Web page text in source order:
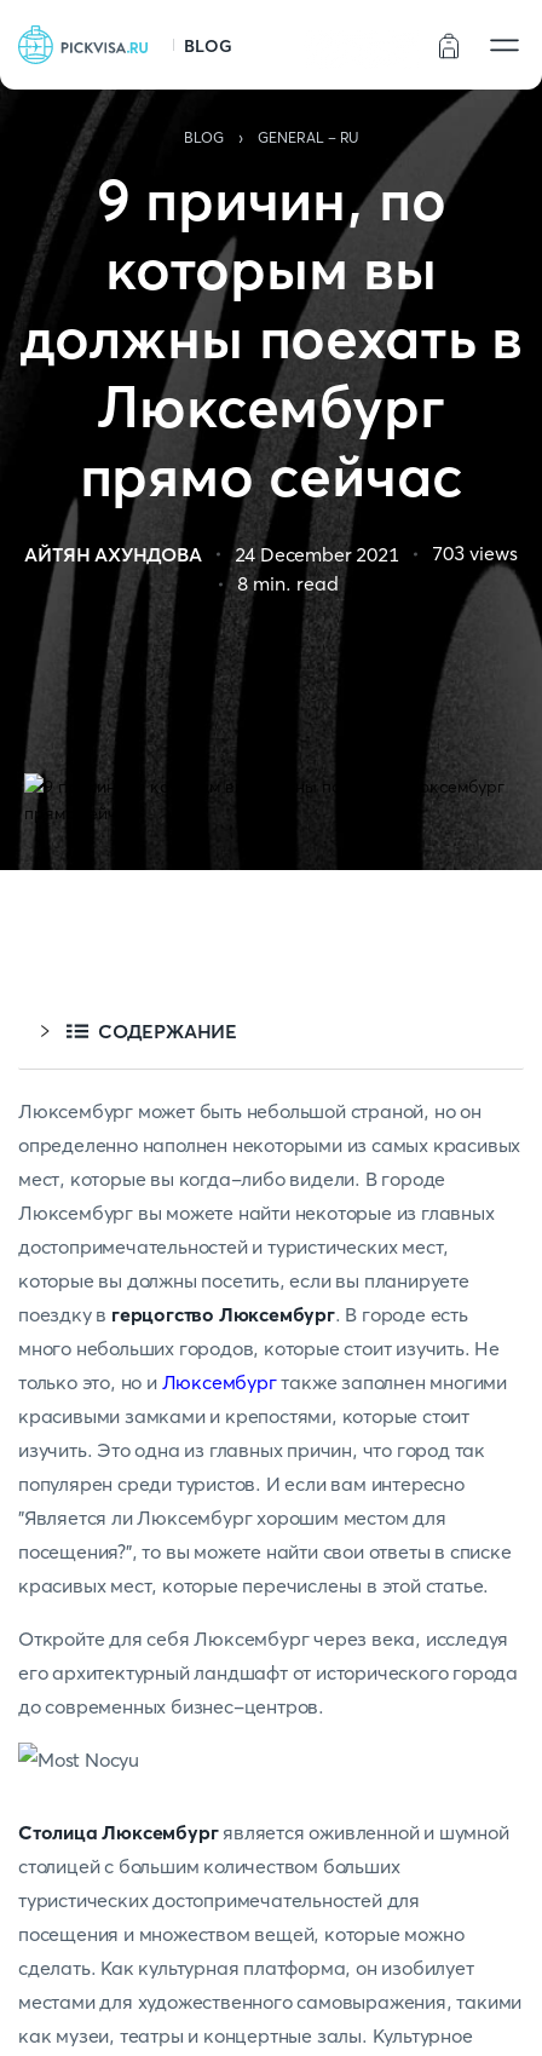
BLOG
BLOG › GENERAL - RU
9 причин, по
которым вы
должны поехать в
Люксембург
прямо сейчас
АЙТЯН АХУНДОВА 24 December 2021 703views
8min. read
СОДЕРЖАНИЕ
Люксембург может быть небольшой страной, но он
определенно наполнен некоторыми из самых красивых
мест, которые вы когда-либо видели. В городе
Люксембург вы можете найти некоторые из главных
достопримечательностей и туристических мест,
которые вы должны посетить, если вы планируете
поездку в герцогство Люксембург. В городе есть
много небольших городов, которые стоит изучить. Не
только это, но и Люксембургтакже заполнен многими
красивыми замками и крепостями, которые стоит
изучить. Это одна из главных причин, что город так
популярен среди туристов. И если вам интересно
"Является ли Люксембург хорошим местом для
посещения?", то вы можете найти свои ответы в списке
красивых мест, которые перечислены в этой статье.
Откройте для себя Люксембург через века, исследуя
его архитектурный ландшафт от исторического города
до современных бизнес-центров.
Столица Люксембург является оживленной и шумной
столицей с большим количеством больших
туристических достопримечательностей для
посещения и множеством вещей, которые можно
сделать. Как культурная платформа, он изобилует
местами для художественного самовыражения, такими
как музеи, театры и концертные залы. Культурное